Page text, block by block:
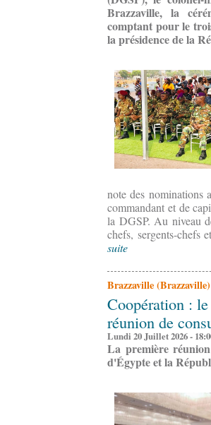
Brazzaville, la
comptant pour le
la présidence de la
note des nominations
commandant et de
la DGSP. Au niveau
chefs, sergents-chefs
suite
Brazzaville (Brazzaville)
Coopération :
réunion de
Lundi 20 Juillet 2026 -
La première
d'Égypte et la